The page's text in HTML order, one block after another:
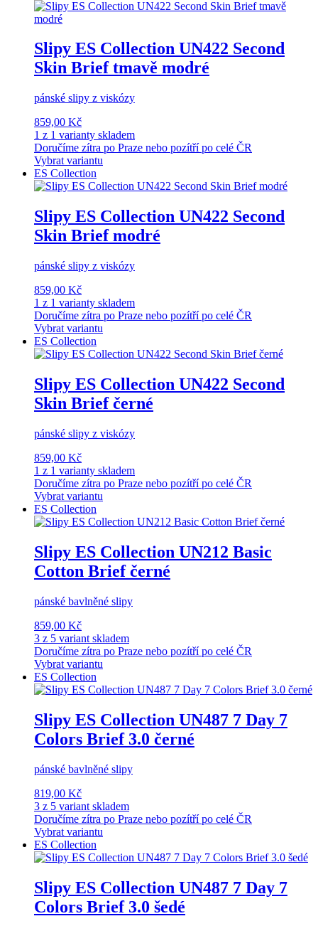
Slipy ES Collection UN422 Second
Skin Brief tmavě modré
pánské slipy z viskózy
859,00 Kč
1 z 1 varianty skladem
Doručíme zítra po Praze nebo pozítří po celé ČR
Vybrat variantu
ES Collection
Slipy ES Collection UN422 Second
Skin Brief modré
pánské slipy z viskózy
859,00 Kč
1 z 1 varianty skladem
Doručíme zítra po Praze nebo pozítří po celé ČR
Vybrat variantu
ES Collection
Slipy ES Collection UN422 Second
Skin Brief černé
pánské slipy z viskózy
859,00 Kč
1 z 1 varianty skladem
Doručíme zítra po Praze nebo pozítří po celé ČR
Vybrat variantu
ES Collection
Slipy ES Collection UN212 Basic
Cotton Brief černé
pánské bavlněné slipy
859,00 Kč
3 z 5 variant skladem
Doručíme zítra po Praze nebo pozítří po celé ČR
Vybrat variantu
ES Collection
Slipy ES Collection UN487 7 Day 7
Colors Brief 3.0 černé
pánské bavlněné slipy
819,00 Kč
3 z 5 variant skladem
Doručíme zítra po Praze nebo pozítří po celé ČR
Vybrat variantu
ES Collection
Slipy ES Collection UN487 7 Day 7
Colors Brief 3.0 šedé